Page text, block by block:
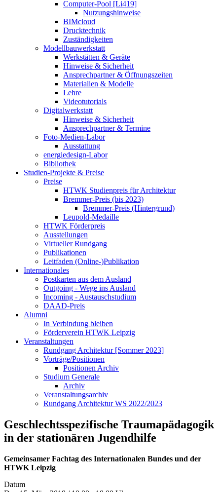
Computer-Pool [Li419]
Nutzungshinweise
BIMcloud
Drucktechnik
Zuständigkeiten
Modellbauwerkstatt
Werkstätten & Geräte
Hinweise & Sicherheit
Ansprechpartner & Öffnungszeiten
Materialien & Modelle
Lehre
Videotutorials
Digitalwerkstatt
Hinweise & Sicherheit
Ansprechpartner & Termine
Foto-Medien-Labor
Ausstattung
energiedesign-Labor
Bibliothek
Studien-Projekte & Preise
Preise
HTWK Studienpreis für Architektur
Bremmer-Preis (bis 2023)
Bremmer-Preis (Hintergrund)
Leupold-Medaille
HTWK Förderpreis
Ausstellungen
Virtueller Rundgang
Publikationen
Leitfaden (Online-)Publikation
Internationales
Postkarten aus dem Ausland
Outgoing - Wege ins Ausland
Incoming - Austauschstudium
DAAD-Preis
Alumni
In Verbindung bleiben
Förderverein HTWK Leipzig
Veranstaltungen
Rundgang Architektur [Sommer 2023]
Vorträge/Positionen
Positionen Archiv
Studium Generale
Archiv
Veranstaltungsarchiv
Rundgang Architektur WS 2022/2023
Geschlechtsspezifische Traumapädagogik
in der stationären Jugendhilfe
Gemeinsamer Fachtag des Internationalen Bundes und der
HTWK Leipzig
Datum